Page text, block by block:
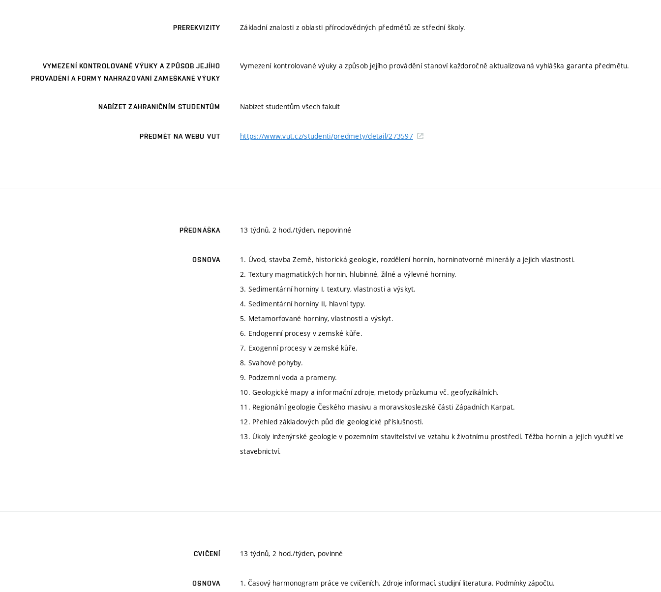
PREREKVIZITY Základní znalosti z oblasti přírodovědných předmětů ze střední školy.
VYMEZENÍ KONTROLOVANÉ VÝUKY A ZPŮSOB JEJÍHO
PROVÁDĚNÍ A FORMY NAHRAZOVÁNÍ ZAMEŠKANÉ VÝUKY
Vymezení kontrolované výuky a způsob jejího provádění stanoví každoročně aktualizovaná vyhláška garanta předmětu.
NABÍZET ZAHRANIČNÍM STUDENTŮM Nabízet studentům všech fakult
PŘEDMĚT NA WEBU VUT https://www.vut.cz/studenti/predmety/detail/273597
PŘEDNÁŠKA 13 týdnů, 2 hod./týden, nepovinné
OSNOVA
1. Úvod, stavba Země, historická geologie, rozdělení hornin, horninotvorné minerály a jejich vlastnosti.
2. Textury magmatických hornin, hlubinné, žilné a výlevné horniny.
3. Sedimentární horniny I, textury, vlastnosti a výskyt.
4. Sedimentární horniny II, hlavní typy.
5. Metamorfované horniny, vlastnosti a výskyt.
6. Endogenní procesy v zemské kůře.
7. Exogenní procesy v zemské kůře.
8. Svahové pohyby.
9. Podzemní voda a prameny.
10. Geologické mapy a informační zdroje, metody průzkumu vč. geofyzikálních.
11. Regionální geologie Českého masivu a moravskoslezské části Západních Karpat.
12. Přehled základových půd dle geologické příslušnosti.
13. Úkoly inženýrské geologie v pozemním stavitelství ve vztahu k životnímu prostředí. Těžba hornin a jejich využití ve
stavebnictví.
CVIČENÍ 13 týdnů, 2 hod./týden, povinné
OSNOVA 1. Časový harmonogram práce ve cvičeních. Zdroje informací, studijní literatura. Podmínky zápočtu.